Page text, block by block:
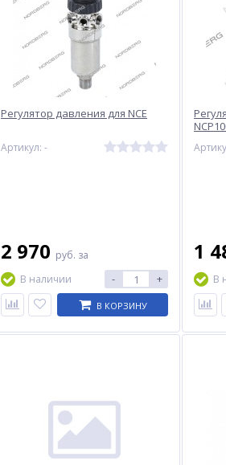
Регулятор давления для NCE
Артикул: -
2 970 руб. за
В наличии
- +
В КОРЗИНУ
1
В